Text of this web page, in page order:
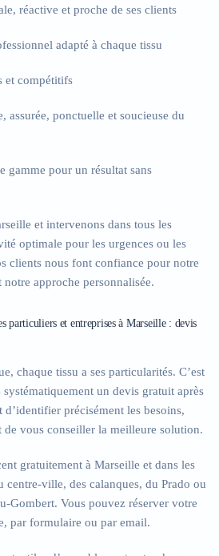
réactive et proche de ses clients
adapté à chaque tissu
et compétitifs
assurée, ponctuelle et soucieuse du
gamme pour un résultat sans
et intervenons dans tous les
optimale pour les urgences ou les
clients nous font confiance pour notre
approche personnalisée.
particuliers et entreprises à Marseille : devis
chaque tissu a ses particularités. C’est
un devis gratuit après
précisément les besoins,
de vous conseiller la meilleure solution.
gratuitement à Marseille et dans les
centre-ville, des calanques, du Prado ou
Gombert. Vous pouvez réserver votre
par formulaire ou par email.